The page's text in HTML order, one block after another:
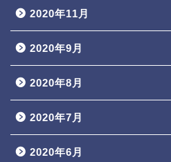
2020年11月
2020年9月
2020年8月
2020年7月
2020年6月